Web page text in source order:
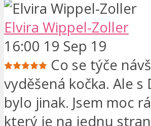
Elvira Wippel-Zoller
16:00 19 Sep 19
Co se týče
vyděšená kočka. Ale
bylo jinak. Jsem moc
který je na jednu